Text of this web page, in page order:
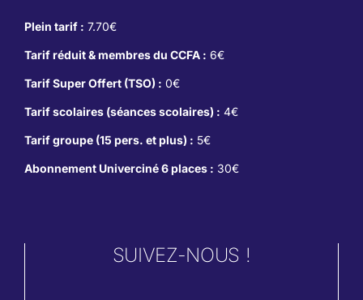
Plein tarif : 7.70€
Tarif réduit & membres du CCFA : 6€
Tarif Super Offert (TSO) : 0€
Tarif scolaires (séances scolaires) : 4€
Tarif groupe (15 pers. et plus) : 5€
Abonnement Univerciné 6 places : 30€
SUIVEZ-NOUS !